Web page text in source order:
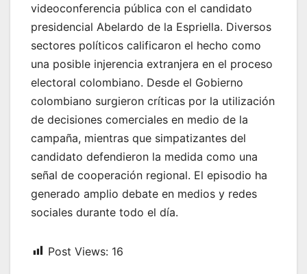
videoconferencia pública con el candidato
presidencial Abelardo de la Espriella. Diversos
sectores políticos calificaron el hecho como
una posible injerencia extranjera en el proceso
electoral colombiano. Desde el Gobierno
colombiano surgieron críticas por la utilización
de decisiones comerciales en medio de la
campaña, mientras que simpatizantes del
candidato defendieron la medida como una
señal de cooperación regional. El episodio ha
generado amplio debate en medios y redes
sociales durante todo el día.
Post Views: 16